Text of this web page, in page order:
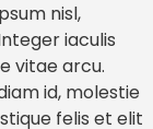
nisl,
iaculis
vitae arcu.
id, molestie
felis et elit